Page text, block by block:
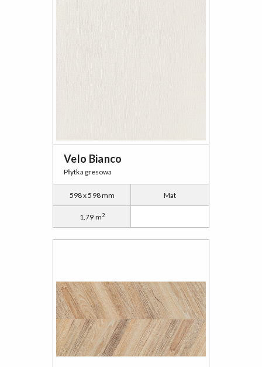
Velo Bianco
Płytka gresowa
598 x 598 mm Mat
1,79 m2